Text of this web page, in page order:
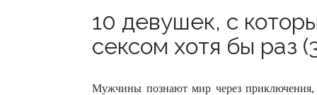
10 девушек, с
сексом хотя бы раз
Мужчины познают мир через